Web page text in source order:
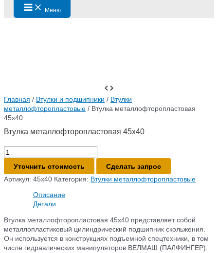
Main
Menu Меню
Главная / Втулки и подшипники / Втулки
металлофторопластовые / Втулка металлофторопластовая
45х40
Втулка металлофторопластовая 45х40
Количество
товара
Втулка
металлофторопластовая
Уточнить стоимость
Сделать запрос
Артикул: 45x40 Категория: Втулки металлофторопластовые
Описание
Детали
Втулка металлофторопластовая 45х40 представляет собой
металлопластиковый цилиндрический подшипник скольжения.
Он используется в конструкциях подъемной спецтехники, в том
числе гидравлических манипуляторов ВЕЛМАШ (ПАЛФИНГЕР).